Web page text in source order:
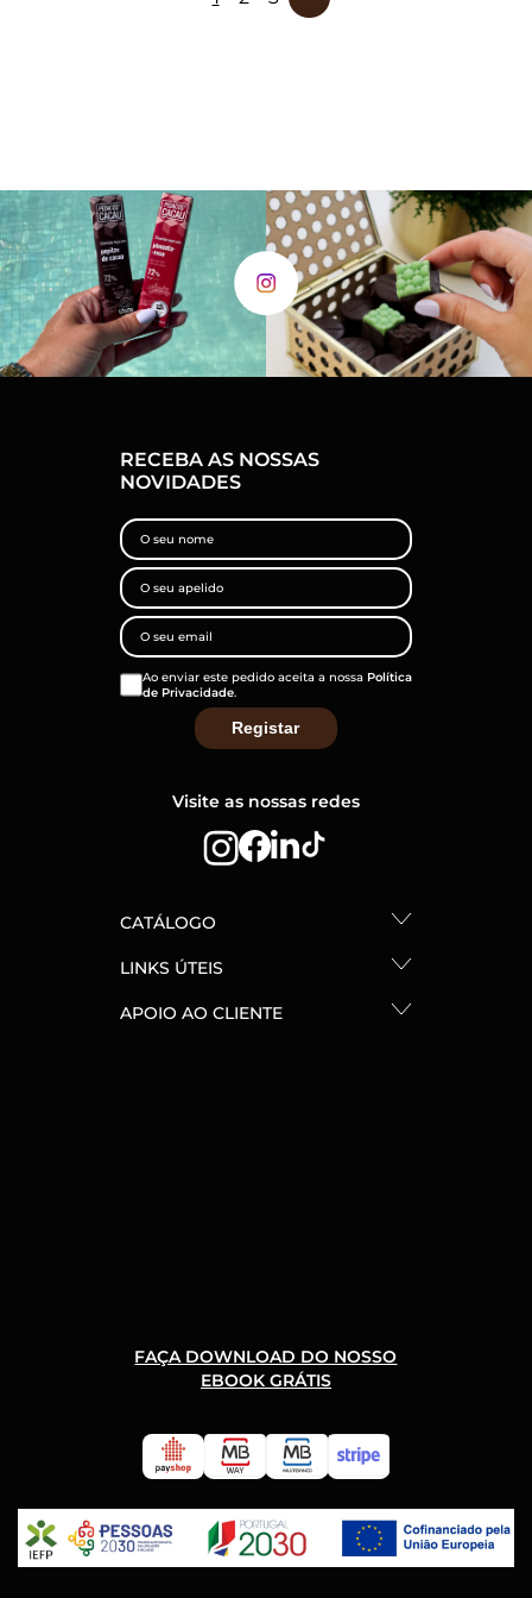
RECEBA AS NOSSAS
NOVIDADES
Ao enviar este pedido aceita a nossa Política
de Privacidade.
Visite as nossas redes
CATÁLOGO
LINKS ÚTEIS
APOIO AO CLIENTE
FAÇA DOWNLOAD DO NOSSO
EBOOK GRÁTIS